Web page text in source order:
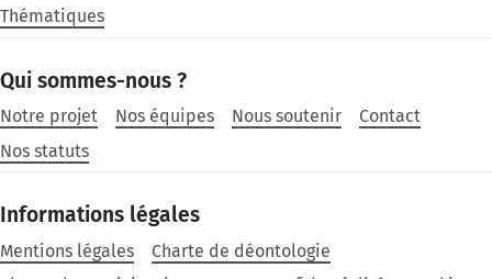
Thématiques
Qui sommes-nous ?
Notre projet Nos équipes Nous soutenir
Contact
Nos statuts
Informations légales
Mentions légales
Charte de déontologie